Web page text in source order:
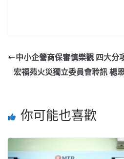
中小企營商保審慎樂觀 四大分
宏福苑火災獨立委員會聆訊 楊
你可能也喜歡